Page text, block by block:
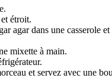
étroit.
agar dans une casserole
mixette à main.
et servez avec une